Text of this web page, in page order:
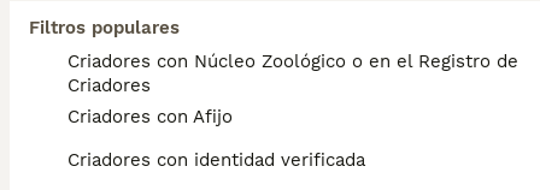
Filtros populares
Criadores con Núcleo Zoológico o en el Registro de
Criadores
Criadores con Afijo
Criadores con identidad verificada
Preciosa camada de Chihuahua Merle y Merle fantasma se entregan vacunados y desparacitados con contrato de compraventa y certificado de salud .compromiso de Chip( no incluido en el precio) Con chip serían 65 euros más. El envío tampoco está incluido en el precio. precios con IVA incluido
Identidad Verificada
,Córdoba (117.5km)